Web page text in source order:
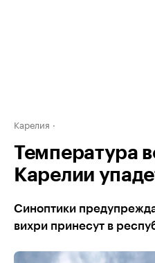
Карелия
Температура
Карелии
Синоптики
вихри принесут в